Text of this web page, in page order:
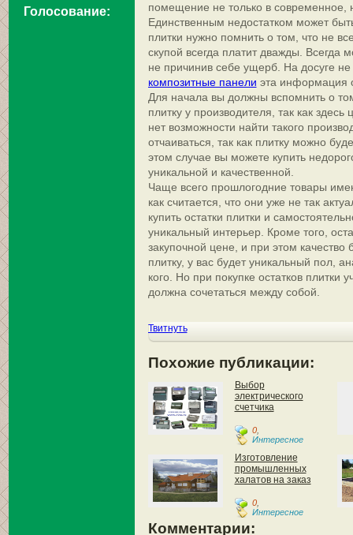
Голосование:
помещение не только в современное,
Единственным недостатком может
плитки нужно помнить о том, что не
скупой всегда платит дважды. Всегда
не причинив себе ущерб. На досуге
композитные панели эта информация
Для начала вы должны вспомнить о
плитку у производителя, так как
нет возможности найти такого
отчаиваться, так как плитку можно
этом случае вы можете купить
уникальной и качественной.
Чаще всего прошлогодние товары
как считается, что они уже не так
купить остатки плитки и
уникальный интерьер. Кроме того,
закупочной цене, и при этом качество
плитку, у вас будет уникальный пол,
кого. Но при покупке остатков плитки
должна сочетаться между собой.
Твитнуть
Похожие публикации:
Выбор
электрического
счетчика
0,
Интересное
Изготовление
промышленных
халатов на заказ
0,
Интересное
Комментарии: